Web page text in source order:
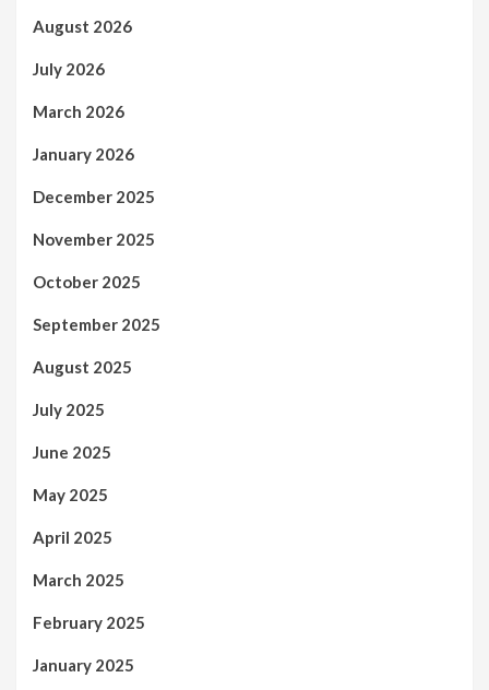
August 2026
July 2026
March 2026
January 2026
December 2025
November 2025
October 2025
September 2025
August 2025
July 2025
June 2025
May 2025
April 2025
March 2025
February 2025
January 2025